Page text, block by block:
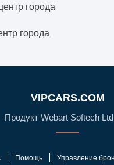
города
города
VIPCARS.COM
Продукт Webart Softech
Помощь Управление